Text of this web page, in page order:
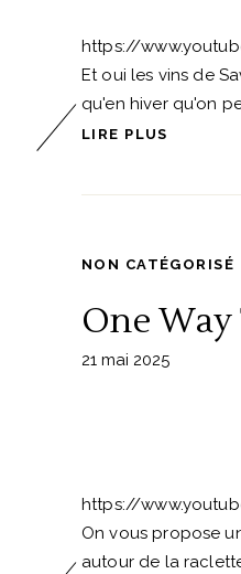
https://
Et oui les vins de
qu'en hiver qu'on
LIRE PLUS
NON CATÉGORISÉ
One
21 mai 2025
https://
On vous propose
autour de la